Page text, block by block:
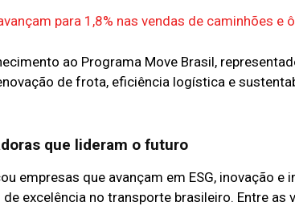
para 1,8% nas vendas de caminhões e
ao Programa Move Brasil,
de frota, eficiência logística e
que lideram o futuro
empresas que avançam em ESG, inovação e
excelência no transporte brasileiro. Entre as